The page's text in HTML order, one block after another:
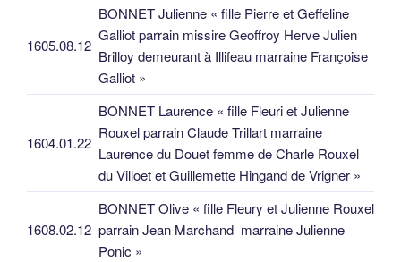
1605.08.12
BONNET Julienne « fille Pierre et Geffeline
Galliot parrain missire Geoffroy Herve Julien
Brilloy demeurant à Illifeau marraine Françoise
Galliot »
1604.01.22
BONNET Laurence « fille Fleuri et Julienne
Rouxel parrain Claude Trillart marraine
Laurence du Douet femme de Charle Rouxel
du Villoet et Guillemette Hingand de Vrigner »
1608.02.12
BONNET Olive « fille Fleury et Julienne Rouxel
parrain Jean Marchand marraine Julienne
Ponic »